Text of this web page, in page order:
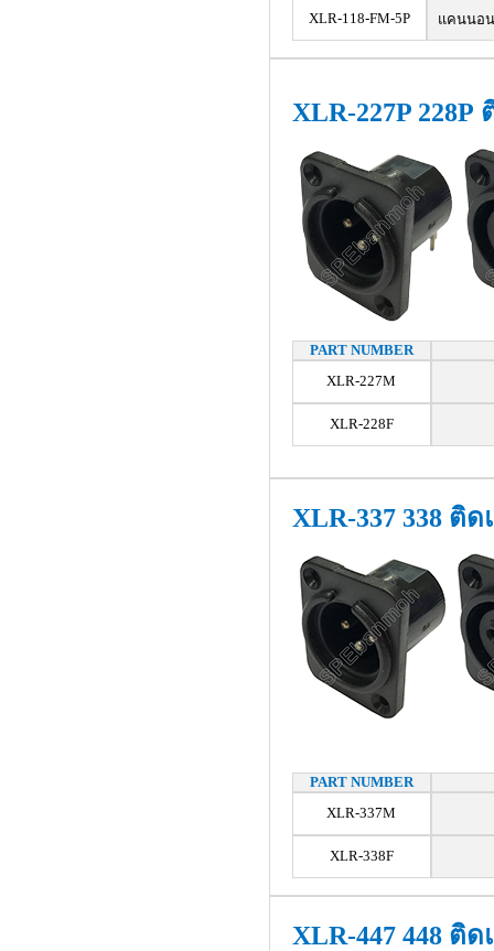
XLR-118-FM-5P แคนนอน
XLR-227P 228P
PART NUMBER
XLR-227M
XLR-228F
XLR-337 338 ติ
PART NUMBER
XLR-337M
XLR-338F
XLR-447 448 ติ